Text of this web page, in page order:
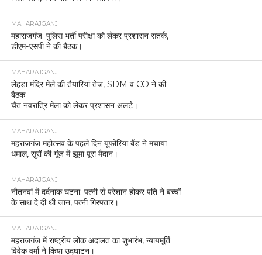
MAHARAJGANJ
महाराजगंज: पुलिस भर्ती परीक्षा को लेकर प्रशासन सतर्क,
डीएम-एसपी ने की बैठक।
MAHARAJGANJ
लेहड़ा मंदिर मेले की तैयारियां तेज, SDM व CO ने की
बैठक
चैत नवरात्रि मेला को लेकर प्रशासन अलर्ट।
MAHARAJGANJ
महराजगंज महोत्सव के पहले दिन यूफोरिया बैंड ने मचाया
धमाल, सुरों की गूंज में झूमा पूरा मैदान।
MAHARAJGANJ
नौतनवां में दर्दनाक घटना: पत्नी से परेशान होकर पति ने बच्चों
के साथ दे दी थी जान, पत्नी गिरफ्तार।
MAHARAJGANJ
महराजगंज में राष्ट्रीय लोक अदालत का शुभारंभ, न्यायमूर्ति
विवेक वर्मा ने किया उद्घाटन।